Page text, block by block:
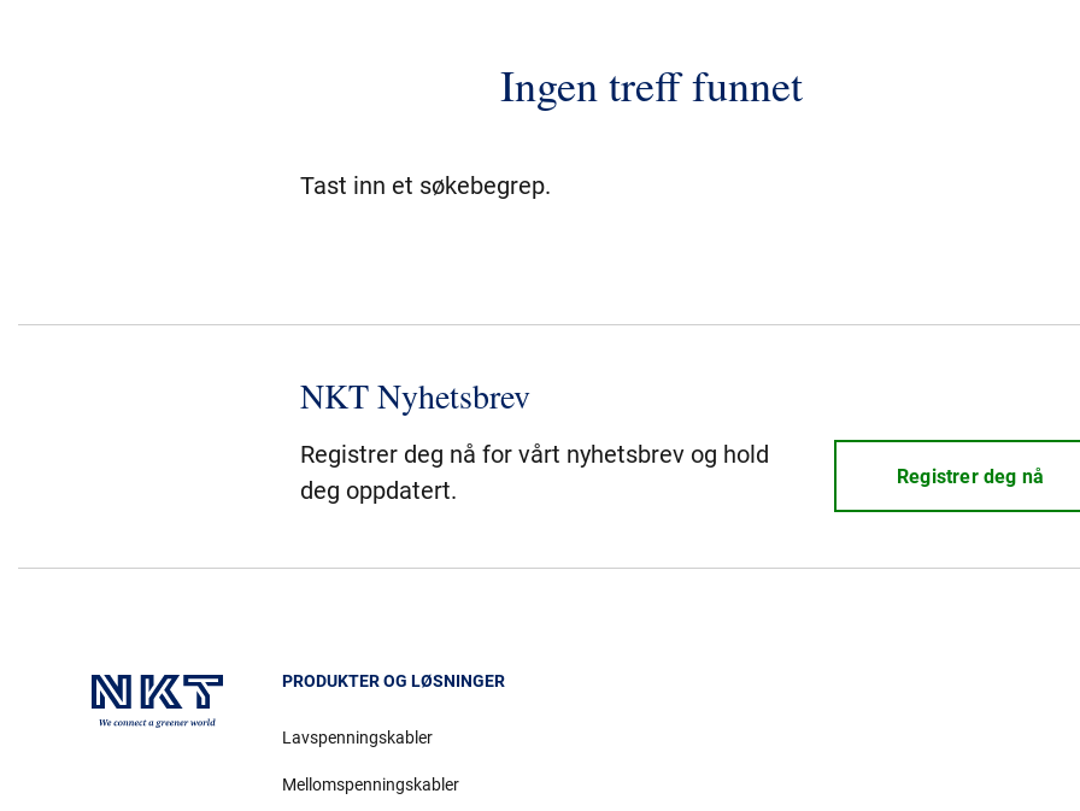
Ingen treff funnet
Tast inn et søkebegrep.
NKT Nyhetsbrev
Registrer deg nå for vårt nyhetsbrev og hold
deg oppdatert.
Registrer deg nå
PRODUKTER OG LØSNINGER
Lavspenningskabler
Mellomspenningskabler